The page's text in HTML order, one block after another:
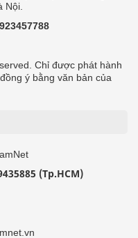
Nội.
Chỉ được phát hành
ý bằng văn bản của
(Tp.HCM)